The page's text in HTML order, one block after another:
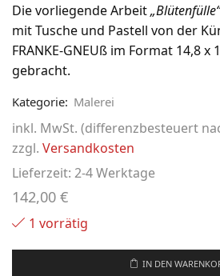
Die vorliegende Arbeit„Blütenfülle“
mit Tusche und Pastell von der
FRANKE-GNEUß im Format 14,8 x
gebracht.
Kategorie: Malerei
inkl. MwSt. (differenzbesteuert
zzgl. Versandkosten
Lieferzeit: 2-4 Werktage
142,00 €
1 vorrätig
IN DEN